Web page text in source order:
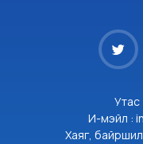
Утас
И-мэйл :
Хаяг,